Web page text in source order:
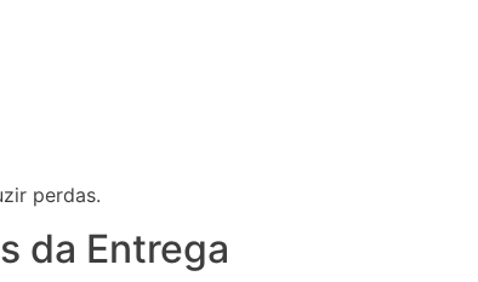
perdas.
da Entrega